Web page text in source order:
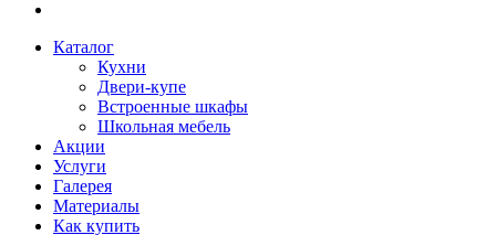
Каталог
Кухни
Двери-купе
Встроенные шкафы
Школьная мебель
Акции
Услуги
Галерея
Материалы
Как купить